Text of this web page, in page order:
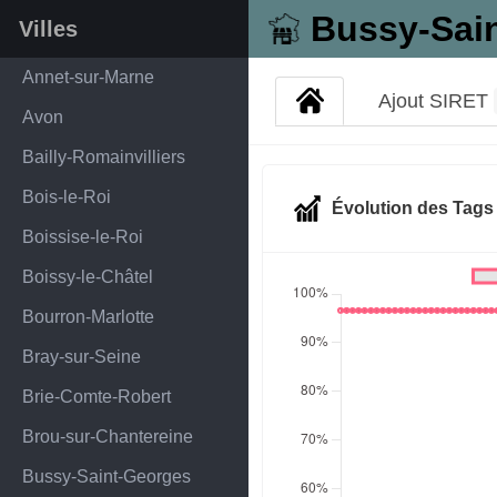
Bussy-
Villes
Annet-sur-Marne
Avon
Bailly-Romainvilliers
Bois-le-Roi
Boissise-le-Roi
Boissy-le-Châtel
Bourron-Marlotte
Bray-sur-Seine
Brie-Comte-Robert
Brou-sur-Chantereine
Bussy-Saint-Georges
Ajout SIRET
Évolution des